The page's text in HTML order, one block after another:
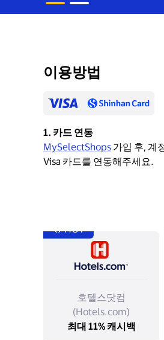
이용방법
카드 연동
MySelectShops 가입 후, 계
Visa 카드를 연동해주세요.
🔥 HOT
호텔스닷컴
(Hotels.com)
최대 11% 캐시백